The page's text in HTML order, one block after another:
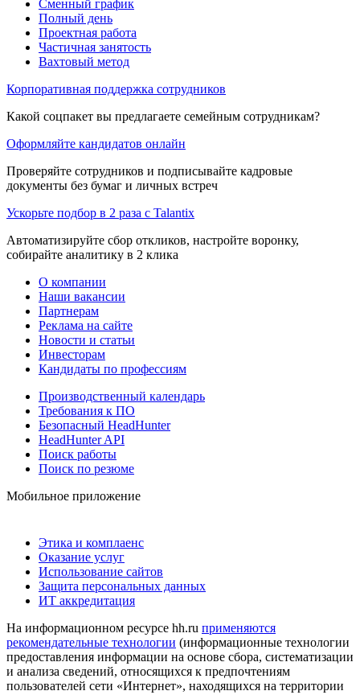
Сменный график
Полный день
Проектная работа
Частичная занятость
Вахтовый метод
Корпоративная поддержка сотрудников
Какой соцпакет вы предлагаете семейным сотрудникам?
Оформляйте кандидатов онлайн
Проверяйте сотрудников и подписывайте кадровые
документы без бумаг и личных встреч
Ускорьте подбор в 2 раза с Talantix
Автоматизируйте сбор откликов, настройте воронку,
собирайте аналитику в 2 клика
О компании
Наши вакансии
Партнерам
Реклама на сайте
Новости и статьи
Инвесторам
Кандидаты по профессиям
Производственный календарь
Требования к ПО
Безопасный HeadHunter
HeadHunter API
Поиск работы
Поиск по резюме
Мобильное приложение
Этика и комплаенс
Оказание услуг
Использование сайтов
Защита персональных данных
ИТ аккредитация
На информационном ресурсе hh.ru применяются
рекомендательные технологии (информационные технологии
предоставления информации на основе сбора, систематизации
и анализа сведений, относящихся к предпочтениям
пользователей сети «Интернет», находящихся на территории